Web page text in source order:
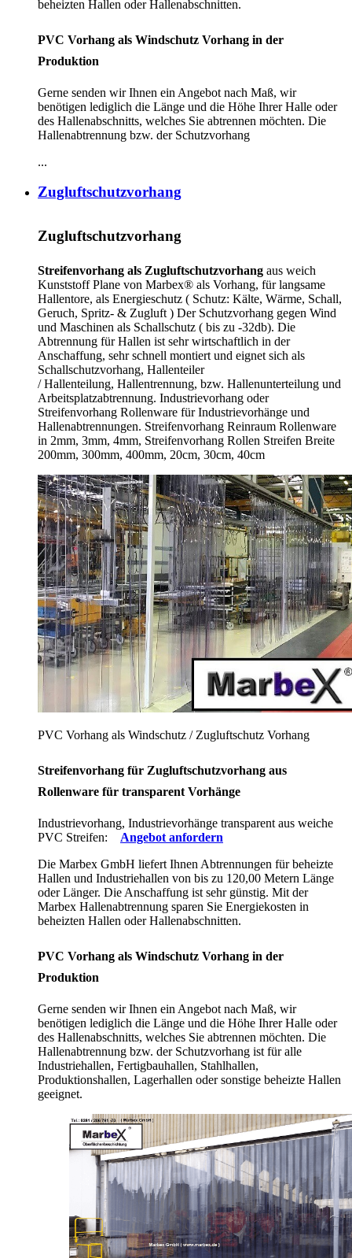
beheizten Hallen oder Hallenabschnitten.
PVC Vorhang als Windschutz Vorhang in der
Produktion
Gerne senden wir Ihnen ein Angebot nach Maß, wir
benötigen lediglich die Länge und die Höhe Ihrer Halle oder
des Hallenabschnitts, welches Sie abtrennen möchten. Die
Hallenabtrennung bzw. der Schutzvorhang
...
Zugluftschutzvorhang
Zugluftschutzvorhang
Streifenvorhang als Zugluftschutzvorhang aus weich
Kunststoff Plane von Marbex® als Vorhang, für langsame
Hallentore, als Energieschutz ( Schutz: Kälte, Wärme, Schall,
Geruch, Spritz- & Zugluft ) Der Schutzvorhang gegen Wind
und Maschinen als Schallschutz ( bis zu -32db). Die
Abtrennung für Hallen ist sehr wirtschaftlich in der
Anschaffung, sehr schnell montiert und eignet sich als
Schallschutzvorhang, Hallenteiler
/Hallenteilung, Hallentrennung, bzw. Hallenunterteilung und
Arbeitsplatzabtrennung. Industrievorhang oder
Streifenvorhang Rollenware für Industrievorhänge und
Hallenabtrennungen. Streifenvorhang Reinraum Rollenware
in 2mm, 3mm, 4mm, Streifenvorhang Rollen Streifen Breite
200mm, 300mm, 400mm, 20cm, 30cm, 40cm
PVC Vorhang als Windschutz / Zugluftschutz Vorhang
Streifenvorhang für Zugluftschutzvorhang aus
Rollenware für transparent Vorhänge
Industrievorhang, Industrievorhänge transparent aus weiche
PVC Streifen:
Angebot anfordern
Die Marbex GmbH liefert Ihnen Abtrennungen für beheizte
Hallen und Industriehallen von bis zu 120,00 Metern Länge
oder Länger. Die Anschaffung ist sehr günstig. Mit der
Marbex Hallenabtrennung sparen Sie Energiekosten in
beheizten Hallen oder Hallenabschnitten.
PVC Vorhang als Windschutz Vorhang in der
Produktion
Gerne senden wir Ihnen ein Angebot nach Maß, wir
benötigen lediglich die Länge und die Höhe Ihrer Halle oder
des Hallenabschnitts, welches Sie abtrennen möchten. Die
Hallenabtrennung bzw. der Schutzvorhang ist für alle
Industriehallen, Fertigbauhallen, Stahlhallen,
Produktionshallen, Lagerhallen oder sonstige beheizte Hallen
geeignet.